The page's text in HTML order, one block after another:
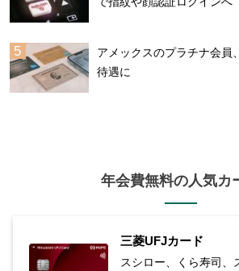
アメックスのプラチナ会員
待遇に
年会費無料の人気カ
三菱UFJカード
スシロー、くら寿司、